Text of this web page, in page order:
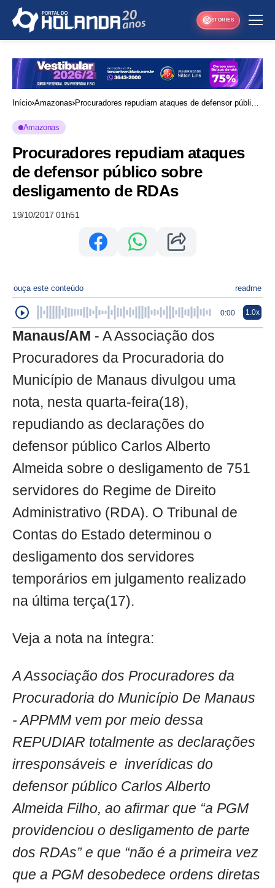
STORIES
Início Amazonas Procuradores repudiam ataques de defensor público
Amazonas
Procuradores repudiam ataques
de defensor público sobre
desligamento de RDAs
19/10/2017 01h51
ouça este conteúdo readme
0:00 1.0x
Manaus/AM - A Associação dos
Procuradores da Procuradoria do
Município de Manaus divulgou uma
nota, nesta quarta-feira(18),
repudiando as declarações do
defensor público Carlos Alberto
Almeida sobre o desligamento de 751
servidores do Regime de Direito
Administrativo (RDA). O Tribunal de
Contas do Estado determinou o
desligamento dos servidores
temporários em julgamento realizado
na última terça(17).
Veja a nota na íntegra:
A Associação dos Procuradores da
Procuradoria do Município De Manaus
- APPMM vem por meio dessa
REPUDIAR totalmente as declarações
irresponsáveis e inverídicas do
defensor público Carlos Alberto
Almeida Filho, ao afirmar que “a PGM
providenciou o desligamento de parte
dos RDAs” e que “não é a primeira vez
que a PGM desobedece ordens diretas